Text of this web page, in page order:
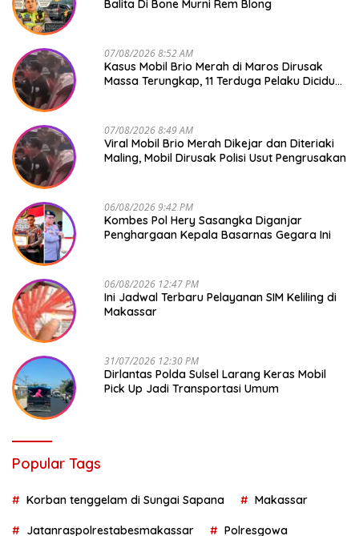
Balita Di Bone Murni Rem Blong
07/08/2026 8:52 AM
Kasus Mobil Brio Merah di Maros Dirusak
Massa Terungkap, 11 Terduga Pelaku Diciduk
07/08/2026 8:49 AM
Viral Mobil Brio Merah Dikejar dan Diteriaki
Maling, Mobil Dirusak Polisi Usut Pengrusakan
06/08/2026 9:42 PM
Kombes Pol Hery Sasangka Diganjar
Penghargaan Kepala Basarnas Gegara Ini
06/08/2026 12:47 PM
Ini Jadwal Terbaru Pelayanan SIM Keliling di
Makassar
31/07/2026 12:30 PM
Dirlantas Polda Sulsel Larang Keras Mobil
Pick Up Jadi Transportasi Umum
Popular Tags
Korban tenggelam di Sungai Sapana Makassar
Jatanraspolrestabesmakassar Polresgowa